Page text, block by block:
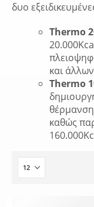
δυο
Thermo
και
Thermo
καθώς